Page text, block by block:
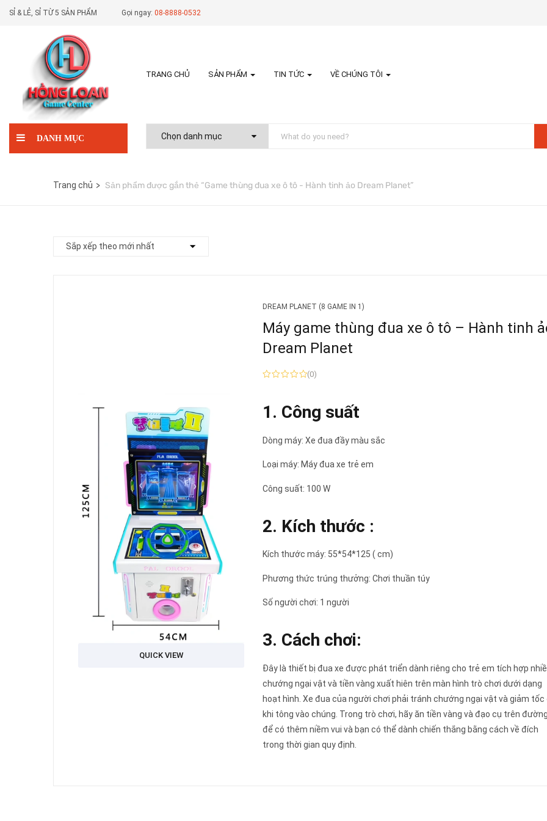
SỈ & LẺ, SỈ TỪ 5 SẢN PHẨM Gọi ngay: 08-8888-0532
TRANG CHỦ SẢN PHẨM TIN TỨC VỀ CHÚNG TÔI
DANH MỤC
Trang chủ Sản phẩm được gắn thẻ “Game thùng đua xe ô tô - Hành tinh ảo Dream Planet”
QUICK VIEW
DREAM PLANET (8 GAME IN 1)
Máy game thùng đua xe ô tô – Hành tinh
Dream Planet
(0)
1. Công suất
Dòng máy: Xe đua đầy màu sắc
Loại máy: Máy đua xe trẻ em
Công suất: 100 W
2. Kích thước :
Kích thước máy: 55*54*125 ( cm)
Phương thức trúng thưởng: Chơi thuần túy
Số người chơi: 1 người
3. Cách chơi:
Đây là thiết bị đua xe được phát triển dành riêng cho trẻ em tích hợp
chướng ngại vật và tiền vàng xuất hiên trên màn hình trò chơi dưới dạng
hoạt hình. Xe đua của người chơi phải tránh chướng ngại vật và giảm tốc
khi tông vào chúng. Trong trò chơi, hãy ăn tiền vàng và đạo cụ trên
để có thêm niềm vui và bạn có thể dành chiến thắng bằng cách về đích
trong thời gian quy định.